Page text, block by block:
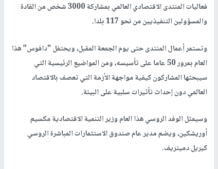
فعاليات المنتدى الاقتصادي العالمي بمشاركة 3000 شخص من القادة
والمسؤولين التنفيذيين من نحو 117 بلدا.
وتستمر أعمال المنتدى حتى يوم الجمعة المقبل، ويحتفل "دافوس" هذا
العام بمرور 50 عاما على تأسيسه، ومن المواضيع الرئيسية التي
سيبحثها المشاركون كيفية مواجهة الأزمة التي تعصف بالاقتصاد
العالمي دون إحداث تأثيرات سلبية على البيئة.
وسيمثل الوفد الروسي هذا العام وزير التنمية الاقتصادية مكسيم
أوريشكين، ويضم مدير عام صندوق الاستثمارات المباشرة الروسي
كيريل دميتريف.